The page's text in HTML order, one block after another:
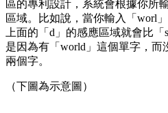
區的專利設計，系統會根據你所
區域。比如說，當你輸入「worl
上面的「d」的感應區域就會比
是因為有「world」這個單字，而
兩個字。
（下圖為示意圖）